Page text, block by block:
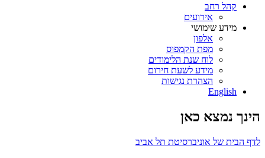
קהל רחב
אירועים
מידע שימושי
אלפון
מפת הקמפוס
לוח שנת הלימודים
מידע לשעת חירום
הצהרת נגישות
English
הינך נמצא כאן
לדף הבית של אוניברסיטת תל אביב